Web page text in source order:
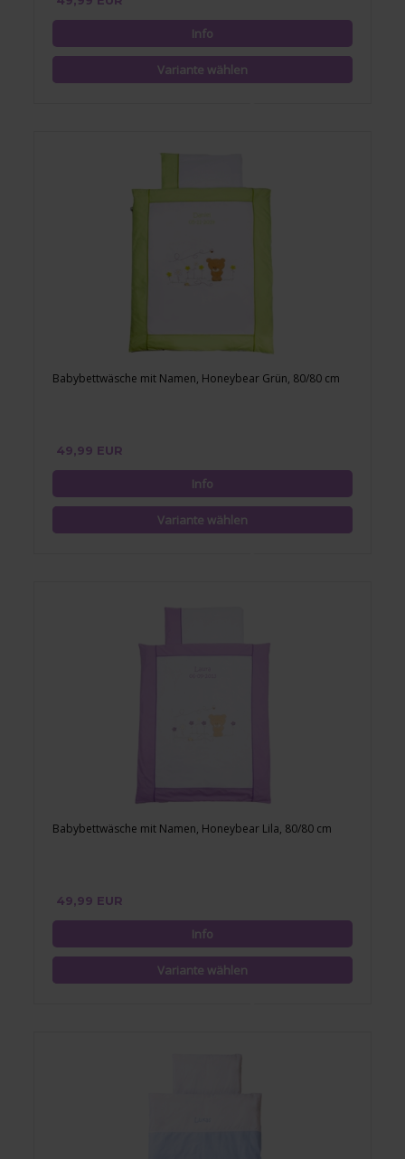
Babybettwäsche mit Namen, Honeybear Grün, 80/80 cm
49,99 EUR
Babybettwäsche mit Namen, Honeybear Lila, 80/80 cm
49,99 EUR